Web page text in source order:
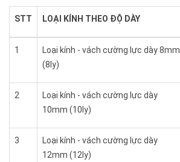
STT LOẠI KÍNH THEO ĐỘ DÀY
1
Loại kính - vách cường lực dày 8mm
(8ly)
2
Loại kính - vách cường lực dày
10mm (10ly)
3
Loại kính - vách cường lực dày
12mm (12ly)